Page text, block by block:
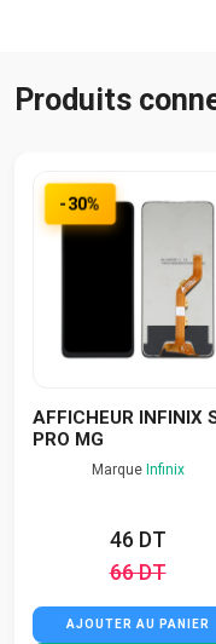
Produits
-30%
AFFICHEUR INFINIX
PRO MG
Marque Infinix
46 DT
66 DT
AJOUTER AU PANIER